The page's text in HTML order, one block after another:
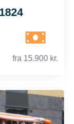
fra 15.900 kr.